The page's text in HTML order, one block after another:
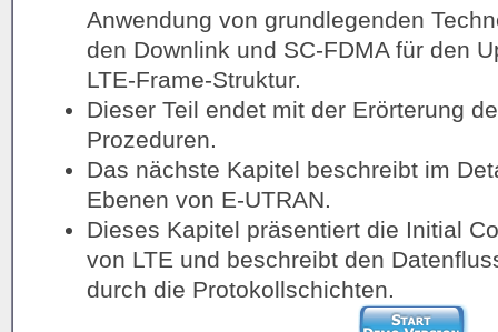
Anwendung von grundlegenden
den Downlink und SC-FDMA für den
LTE-Frame-Struktur.
Dieser Teil endet mit der Erörterung
Prozeduren.
Das nächste Kapitel beschreibt im
Ebenen von E-UTRAN.
Dieses Kapitel präsentiert die Initial
von LTE und beschreibt den
durch die Protokollschichten.